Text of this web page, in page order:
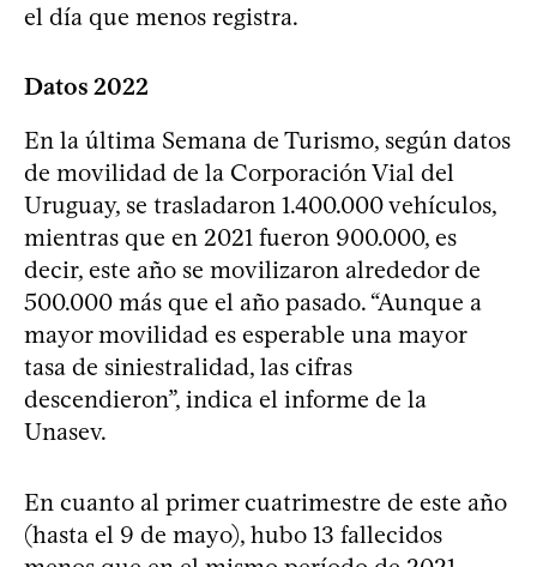
el día que menos registra.
Datos 2022
En la última Semana de Turismo, según datos
de movilidad de la Corporación Vial del
Uruguay, se trasladaron 1.400.000 vehículos,
mientras que en 2021 fueron 900.000, es
decir, este año se movilizaron alrededor de
500.000 más que el año pasado. “Aunque a
mayor movilidad es esperable una mayor
tasa de siniestralidad, las cifras
descendieron”, indica el informe de la
Unasev.
En cuanto al primer cuatrimestre de este año
(hasta el 9 de mayo), hubo 13 fallecidos